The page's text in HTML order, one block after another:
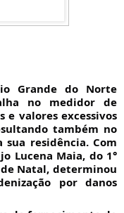
no medidor de
e valores excessivos
também no
residência. Com
Lucena Maia, do 1°
de Natal, determinou
por danos